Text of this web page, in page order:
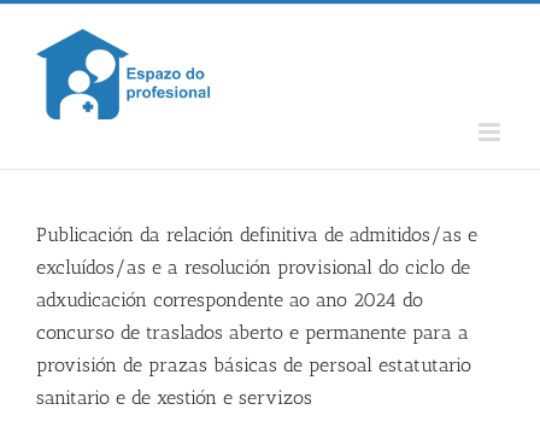
Skip
content
Publicación da relación definitiva de admitidos/as e
excluídos/as e a resolución provisional do ciclo de
adxudicación correspondente ao ano 2024 do
concurso de traslados aberto e permanente para a
provisión de prazas básicas de persoal estatutario
sanitario e de xestión e servizos